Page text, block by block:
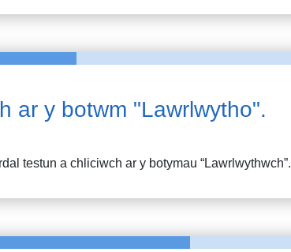
ar y botwm "Lawrlwytho".
testun a chliciwch ar y botymau “Lawrlwythwch”.